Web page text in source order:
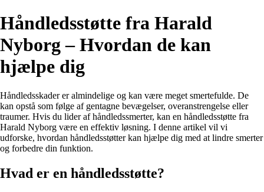
Håndledsstøtte fra Harald
Nyborg – Hvordan de kan
hjælpe dig
Håndledsskader er almindelige og kan være meget smertefulde. De
kan opstå som følge af gentagne bevægelser, overanstrengelse eller
traumer. Hvis du lider af håndledssmerter, kan en håndledsstøtte fra
Harald Nyborg være en effektiv løsning. I denne artikel vil vi
udforske, hvordan håndledsstøtter kan hjælpe dig med at lindre smerter
og forbedre din funktion.
Hvad er en håndledsstøtte?